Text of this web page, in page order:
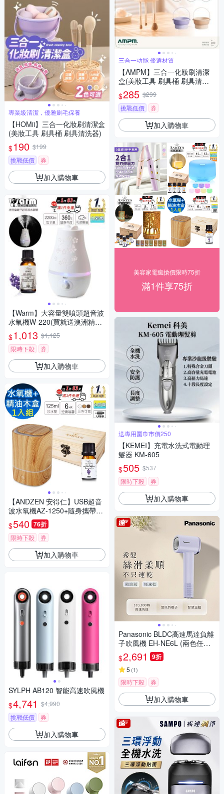
專業級清潔，優雅刷毛保養
【HOMii】三合一化妝刷清潔盒
(美妝工具 刷具桶 刷具清洗器)
$190 $199
挑戰低價
券
加入購物車
【Warm】大容量雙噴頭超音波
水氧機W-220(買就送澳洲精油
30mlx1瓶/薰香機/加濕器/香氛
機/擴香機/負離子)
$1,013 $1,125
限時下殺
券
加入購物車
【ANDZEN 安得仁】USB超音
波水氧機AZ-1250+隨身攜帶木
盒(買就送澳洲精油10mlx1瓶/
薰香機/加濕器/香氛機/擴香機/
負離子)
$540 76折
限時下殺 券
加入購物車
SYLPH AB120 智能高速吹風機
$4,741 $4,990
挑戰低價
券
加入購物車
三合一功能 優選材質
【AMPM】三合一化妝刷清潔
盒(美妝工具 刷具桶 刷具清洗
器)
$285 $299
挑戰低價
券
加入購物車
美容家電瘋搶價限時75折
滿1件享75折
送專用圍巾市價250
【KEMEI】充電水洗式電動理
髮器 KM-605
$505 $537
限時下殺
券
加入購物車
Panasonic BLDC高速馬達負離
子吹風機 EH-NE6L (兩色任選)
快速到貨
$2,691 9折
5 (1)
限時下殺 券
加入購物車